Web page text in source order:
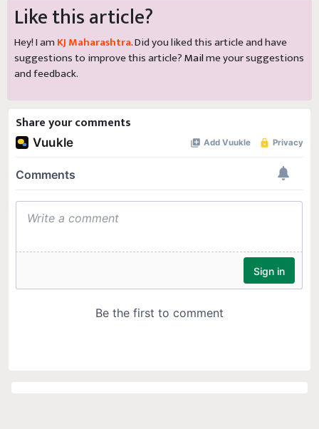
Like this article?
Hey! I am KJ Maharashtra. Did you liked this article and have
suggestions to improve this article?Mailme your suggestions
and feedback.
Share your comments